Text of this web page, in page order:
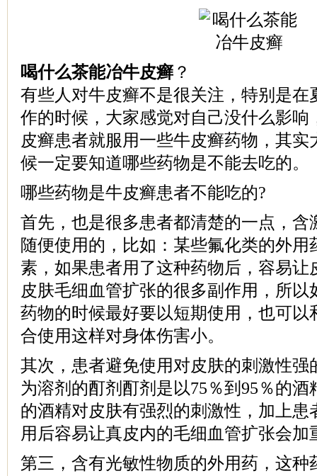
喝什么茶能冶牛皮癣 ？
有些人对牛皮癣不是很关注，特别是在
作的时候，大家感觉对自己没什么影响
皮癣患者就服用一些牛皮癣药物，其实
候一定要知道哪些药物是不能去吃的。
哪些药物是牛皮癣患者不能吃的?
首先，也是很多患者都清楚的一点，含
随便使用的，比如：某些氟化类的外用
素，如果患者用了这种药物后，容易让
皮肤毛细血管扩张的很多副作用，所以
药物的时候最好要以短期使用，也可以
合使用这样对身体伤害小。
其次，患者避免使用对皮肤的刺激性强
为溶剂的酊剂酊剂是以75％到95％的
的酒精对皮肤有强烈的刺激性，加上患
用后容易让真皮内的毛细血管扩张会加
第三，含有光敏性物质的外用药，这种